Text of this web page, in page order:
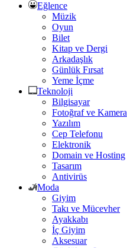
Eğlence
Müzik
Oyun
Bilet
Kitap ve Dergi
Arkadaşlık
Günlük Fırsat
Yeme İçme
Teknoloji
Bilgisayar
Fotoğraf ve Kamera
Yazılım
Cep Telefonu
Elektronik
Domain ve Hosting
Tasarım
Antivirüs
Moda
Giyim
Takı ve Mücevher
Ayakkabı
İç Giyim
Aksesuar